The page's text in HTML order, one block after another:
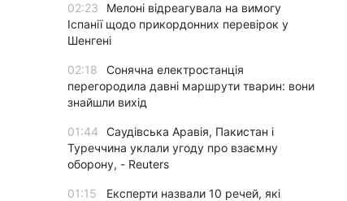
02:23
Мелоні відреагувала на вимогу
Іспанії щодо прикордонних перевірок у
Шенгені
02:18
Сонячна електростанція
перегородила давні маршрути тварин: вони
знайшли вихід
01:44
Саудівська Аравія, Пакистан і
Туреччина уклали угоду про взаємну
оборону, - Reuters
01:15
Експерти назвали 10 речей, які